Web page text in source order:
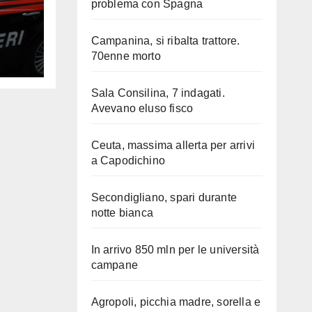
problema con Spagna
Campanina, si ribalta trattore.
70enne morto
Sala Consilina, 7 indagati.
Avevano eluso fisco
Ceuta, massima allerta per arrivi
a Capodichino
Secondigliano, spari durante
notte bianca
In arrivo 850 mln per le università
campane
Agropoli, picchia madre, sorella e